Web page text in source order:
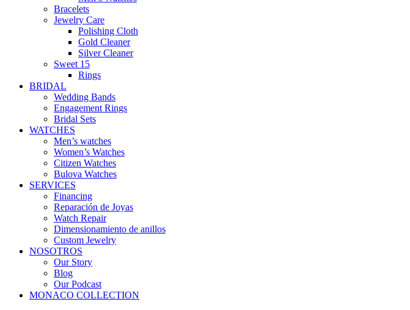
Bracelets
Jewelry Care
Polishing Cloth
Gold Cleaner
Silver Cleaner
Sweet 15
Rings
BRIDAL
Wedding Bands
Engagement Rings
Bridal Sets
WATCHES
Men’s watches
Women’s Watches
Citizen Watches
Bulova Watches
SERVICES
Financing
Reparación de Joyas
Watch Repair
Dimensionamiento de anillos
Custom Jewelry
NOSOTROS
Our Story
Blog
Our Podcast
MONACO COLLECTION